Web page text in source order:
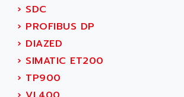
TC2000
MOVITRON
SMC100
690 SERIE
ECODRIVE
AMERICAN STD INC
AMERSHAM
AMET
AMETEK
› SDC
› PROFIBUS DP
› DIAZED
› SIMATIC ET200
› TP900